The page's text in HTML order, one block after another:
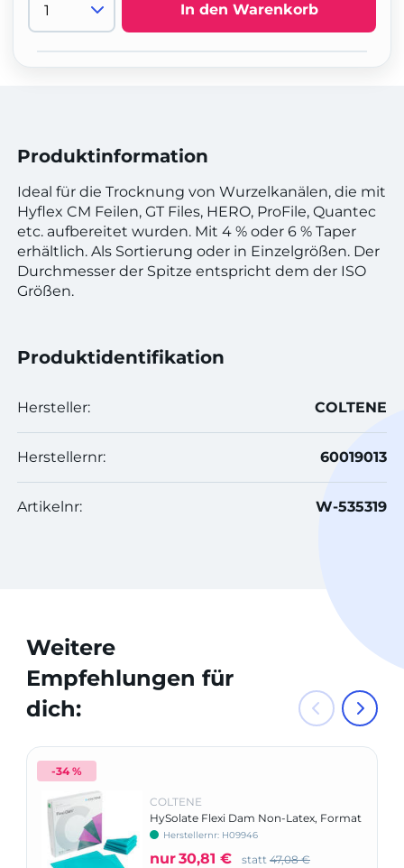
In den Warenkorb
Produktinformation
Ideal für die Trocknung von Wurzelkanälen, die mit
Hyflex CM Feilen, GT Files, HERO, ProFile, Quantec
etc. aufbereitet wurden. Mit 4 % oder 6 % Taper
erhältlich. Als Sortierung oder in Einzelgrößen. Der
Durchmesser der Spitze entspricht dem der ISO
Größen.
Produktidentifikation
Hersteller: COLTENE
Herstellernr: 60019013
Artikelnr: W-535319
Weitere
Empfehlungen für
dich:
-34 %
COLTENE
HySolate Flexi Dam Non-Latex, Format
152 x 152 mm
Herstellernr: H09946
nur30,81 € statt 47,08 €